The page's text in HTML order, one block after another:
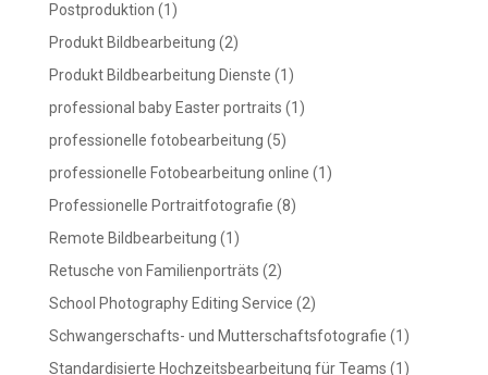
Postproduktion (1)
Produkt Bildbearbeitung (2)
Produkt Bildbearbeitung Dienste (1)
professional baby Easter portraits (1)
professionelle fotobearbeitung (5)
professionelle Fotobearbeitung online (1)
Professionelle Portraitfotografie (8)
Remote Bildbearbeitung (1)
Retusche von Familienporträts (2)
School Photography Editing Service (2)
Schwangerschafts- und Mutterschaftsfotografie (1)
Standardisierte Hochzeitsbearbeitung für Teams (1)